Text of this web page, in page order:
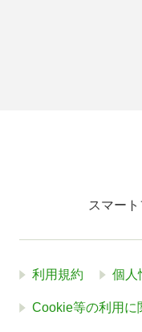
スマー
利用規約 個人
Cookie等の利用に